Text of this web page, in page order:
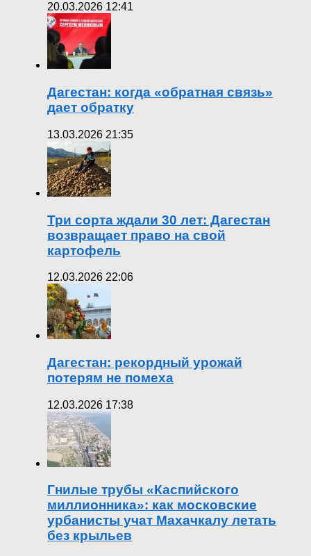
20.03.2026 12:41
Дагестан: когда «обратная связь»
дает обратку
13.03.2026 21:35
Три сорта ждали 30 лет: Дагестан
возвращает право на свой
картофель
12.03.2026 22:06
Дагестан: рекордный урожай
потерям не помеха
12.03.2026 17:38
Гнилые трубы «Каспийского
миллионника»: как московские
урбанисты учат Махачкалу летать
без крыльев